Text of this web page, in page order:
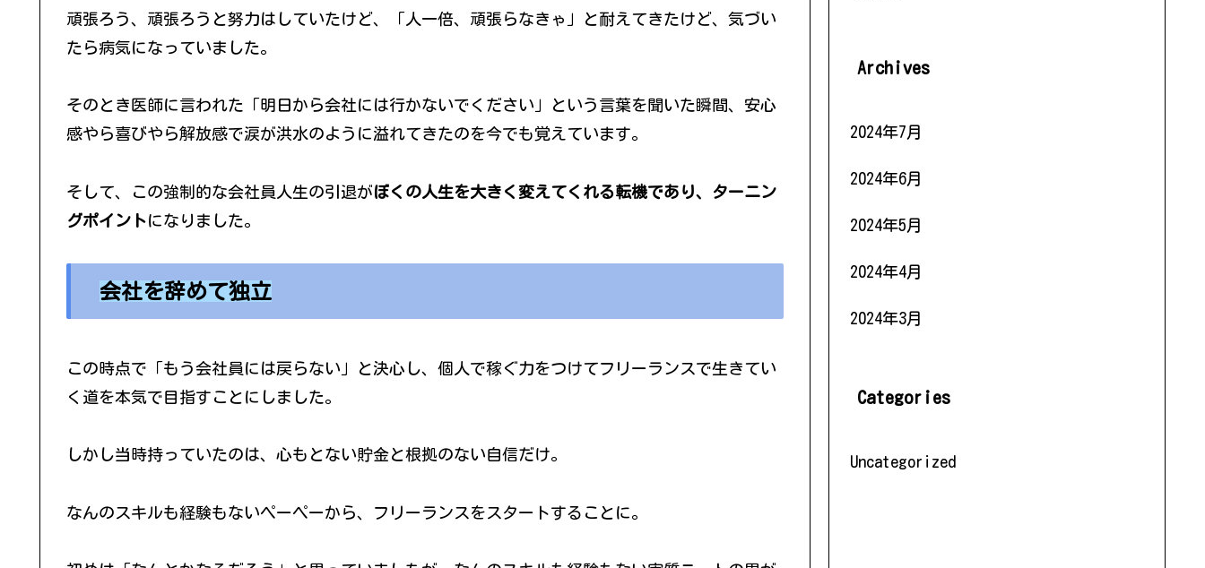
頑張ろう、頑張ろうと努力はしていたけど、「人一倍、頑張らなきゃ」と耐えてきたけど、気づい
たら病気になっていました。
そのとき医師に言われた「明日から会社には行かないでください」という言葉を聞いた瞬間、安心
感やら喜びやら解放感で涙が洪水のように溢れてきたのを今でも覚えています。
そして、この強制的な会社員人生の引退がぼくの人生を大きく変えてくれる転機であり、ターニン
グポイントになりました。
会社を辞めて独立
この時点で「もう会社員には戻らない」と決心し、個人で稼ぐ力をつけてフリーランスで生きてい
く道を本気で目指すことにしました。
しかし当時持っていたのは、心もとない貯金と根拠のない自信だけ。
なんのスキルも経験もないペーペーから、フリーランスをスタートすることに。
Archives
2024年7月
2024年6月
2024年5月
2024年4月
2024年3月
Categories
Uncategorized